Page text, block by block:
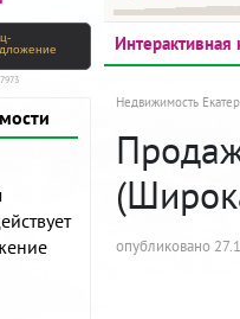
Интерактивная
Недвижимость
опубликовано